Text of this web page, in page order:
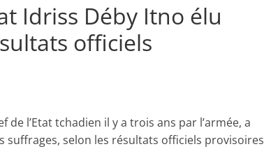
Idriss Déby Itno élu
officiels
l’Etat tchadien il y a trois ans par l’armée, a
suffrages, selon les résultats officiels provisoires